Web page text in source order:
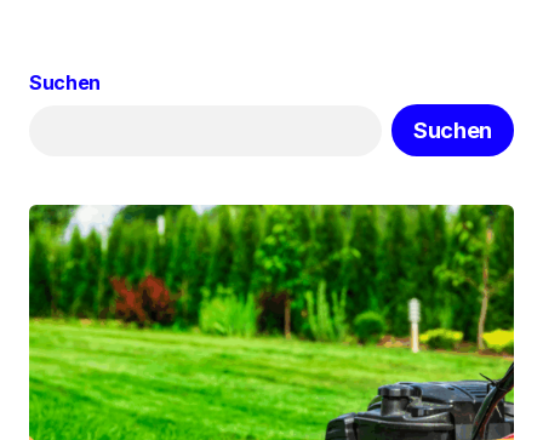
Suchen
Suchen